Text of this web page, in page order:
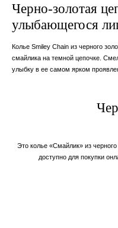
Черно-золотая
улыбающегося
Колье Smiley Chain из черного
смайлика на темной цепочке.
улыбку в ее самом ярком
Это колье «Смайлик» из черного
доступно для покупки